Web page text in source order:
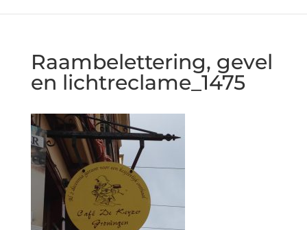
Raambelettering, gevel
en lichtreclame_1475